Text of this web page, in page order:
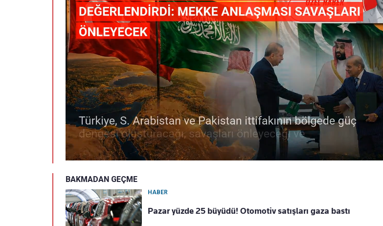
BAKMADAN GEÇME
HABER
Pazar yüzde 25 büyüdü! Otomotiv satışları gaza bastı